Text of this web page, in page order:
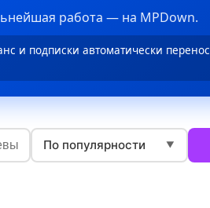
работа — на MPDown.
и подписки автоматически
По популярности ▼